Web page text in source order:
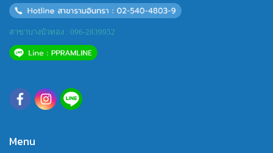
สาขาบางบัวทอง : 096-2839952
Menu